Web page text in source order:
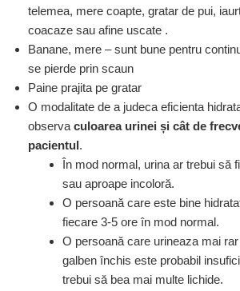
telemea, mere coapte, gratar de pui,
coacaze sau afine uscate .
Banane, mere – sunt bune pentru
se pierde prin scaun
Paine prajita pe gratar
O modalitate de a judeca eficienta
observa culoarea urinei și cât de
pacientul.
În mod normal, urina ar trebui să
sau aproape incoloră.
O persoană care este bine
fiecare 3-5 ore în mod normal.
O persoană care urineaza mai
galben închis este probabil
trebui să bea mai multe lichide.